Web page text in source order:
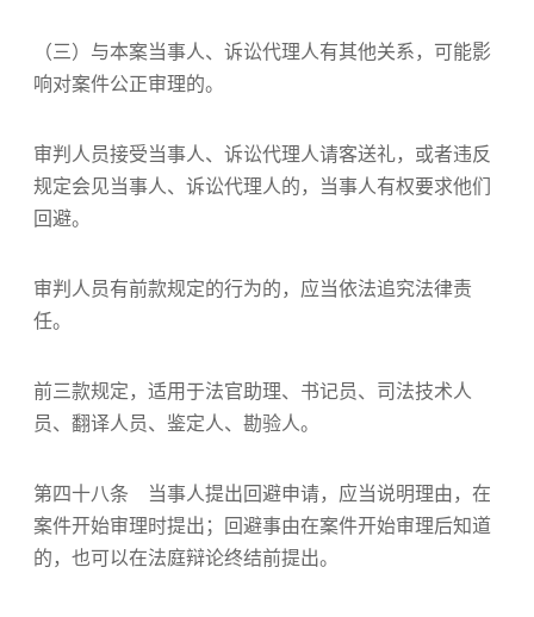
（三）与本案当事人、诉讼代理人有其他关系，可能影
响对案件公正审理的。
审判人员接受当事人、诉讼代理人请客送礼，或者违反
规定会见当事人、诉讼代理人的，当事人有权要求他们
回避。
审判人员有前款规定的行为的，应当依法追究法律责
任。
前三款规定，适用于法官助理、书记员、司法技术人
员、翻译人员、鉴定人、勘验人。
第四十八条 当事人提出回避申请，应当说明理由，在
案件开始审理时提出；回避事由在案件开始审理后知道
的，也可以在法庭辩论终结前提出。